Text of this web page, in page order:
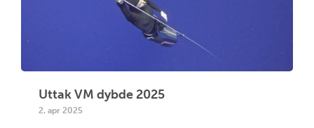
Uttak VM dybde 2025
2. apr 2025